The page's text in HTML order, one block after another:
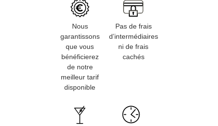
Nous
garantissons
que vous
bénéficierez
de notre
meilleur tarif
disponible
Pas de frais
d’intermédiaires
ni de frais
cachés